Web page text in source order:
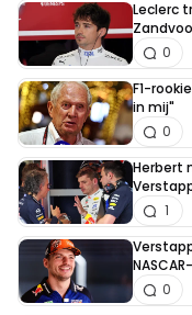
Leclerc
0
F1-
in mij"
0
Herbert
1
0